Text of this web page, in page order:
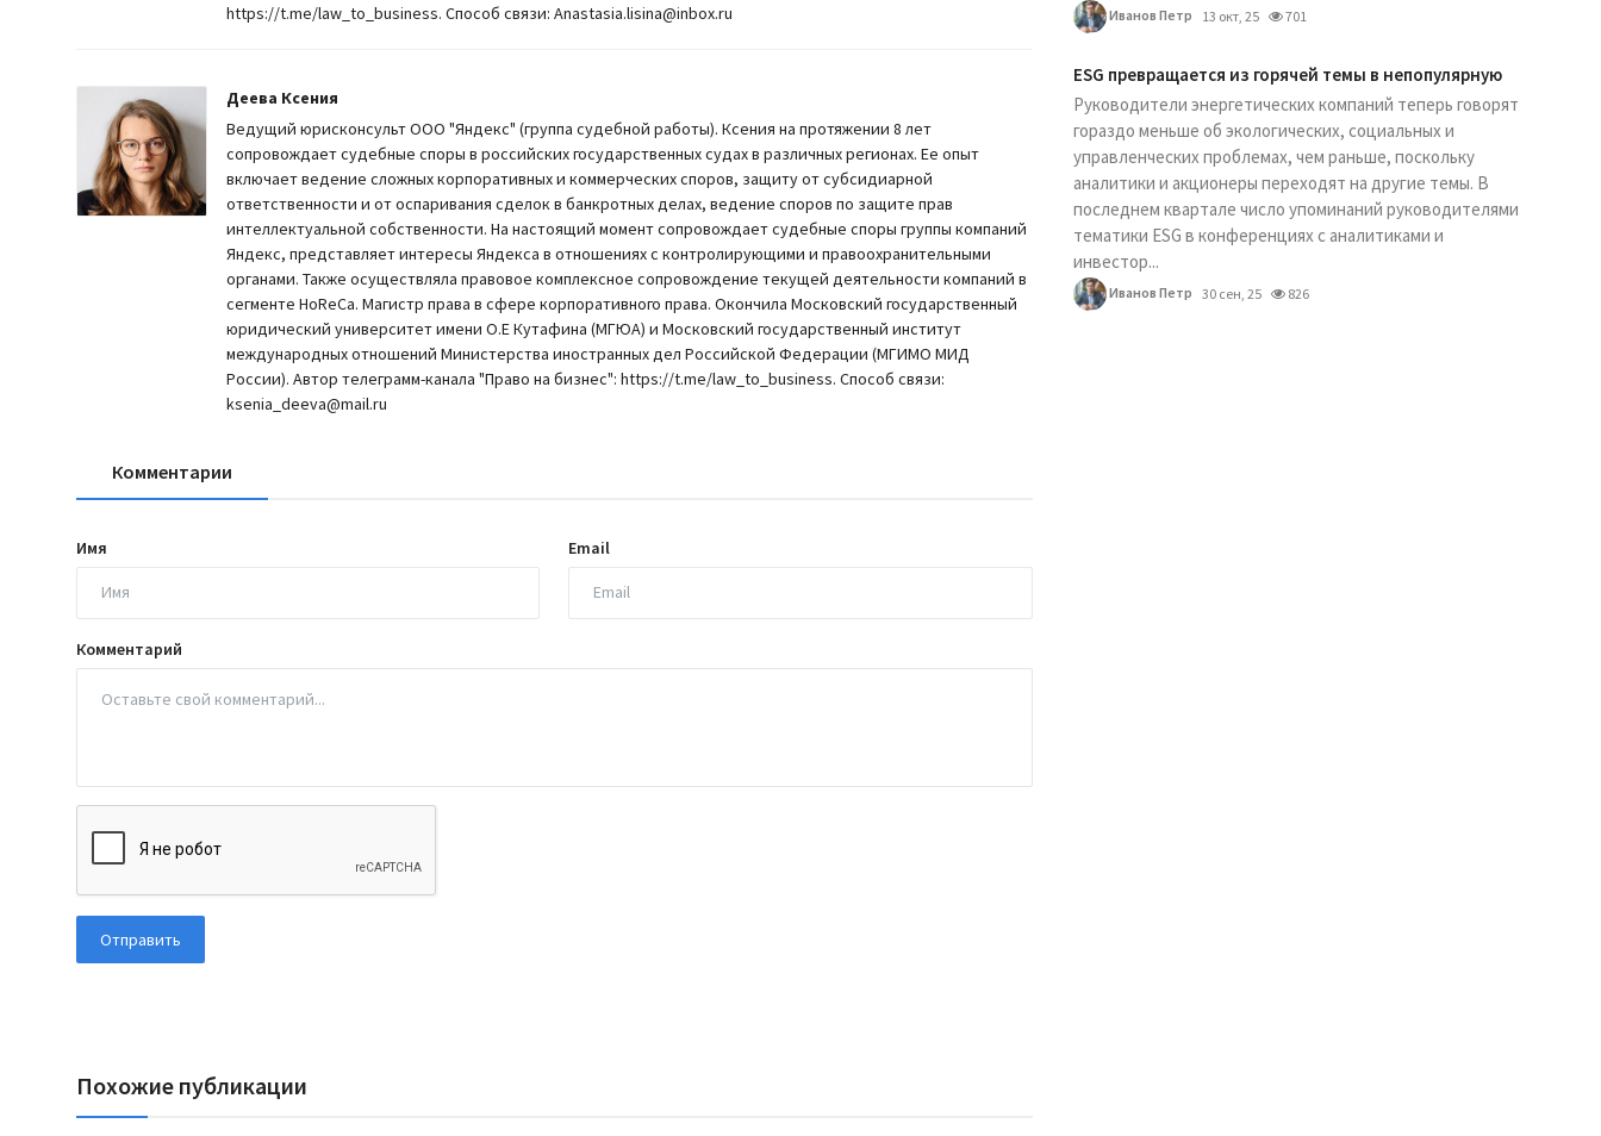
https://t.me/law_to_business. Способ связи: Anastasia.lisina@inbox.ru
Деева Ксения
Ведущий юрисконсульт ООО "Яндекс" (группа судебной работы). Ксения на протяжении 8 лет
сопровождает судебные споры в российских государственных судах в различных регионах. Ее опыт
включает ведение сложных корпоративных и коммерческих споров, защиту от субсидиарной
ответственности и от оспаривания сделок в банкротных делах, ведение споров по защите прав
интеллектуальной собственности. На настоящий момент сопровождает судебные споры группы компаний
Яндекс, представляет интересы Яндекса в отношениях с контролирующими и правоохранительными
органами. Также осуществляла правовое комплексное сопровождение текущей деятельности компаний в
сегменте HoReCa. Магистр права в сфере корпоративного права. Окончила Московский государственный
юридический университет имени О.Е Кутафина (МГЮА) и Московский государственный институт
международных отношений Министерства иностранных дел Российской Федерации (МГИМО МИД
России). Автор телеграмм-канала "Право на бизнес": https://t.me/law_to_business. Способ связи:
ksenia_deeva@mail.ru
Комментарии
Имя Email
Комментарий
Отправить
Похожие публикации
Иванов Петр 13 окт, 25 701
ESG превращается из горячей темы в непопулярную
Руководители энергетических компаний теперь говорят
гораздо меньше об экологических, социальных и
управленческих проблемах, чем раньше, поскольку
аналитики и акционеры переходят на другие темы. В
последнем квартале число упоминаний руководителями
тематики ESG в конференциях с аналитиками и
инвестор...
Иванов Петр 30 сен, 25 826